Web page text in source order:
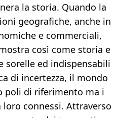
la storia. Quando la
geografiche, anche in
e commerciali,
così come storia e
sorelle ed indispensabili
di incertezza, il mondo
poli di riferimento ma i
connessi. Attraverso